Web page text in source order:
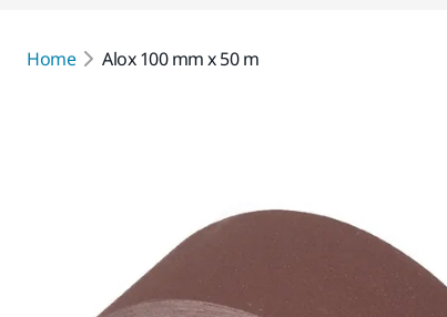
Home Alox 100 mm x 50 m